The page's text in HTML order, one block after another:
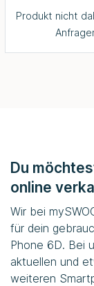
Produkt nicht
Du
online
Wir bei
für dein
Phone 6D. Bei
aktuellen und
weiteren